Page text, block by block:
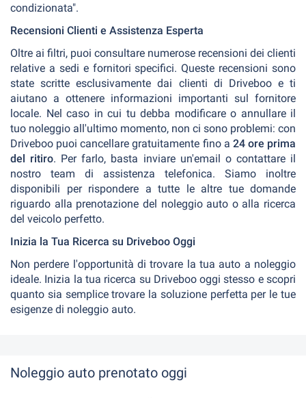
condizionata".
Recensioni Clienti e Assistenza Esperta
Oltre ai filtri, puoi consultare numerose recensioni dei clienti
relative a sedi e fornitori specifici. Queste recensioni sono
state scritte esclusivamente dai clienti di Driveboo e ti
aiutano a ottenere informazioni importanti sul fornitore
locale. Nel caso in cui tu debba modificare o annullare il
tuo noleggio all'ultimo momento, non ci sono problemi: con
Driveboo puoi cancellare gratuitamente fino a 24 ore prima
del ritiro. Per farlo, basta inviare un'email o contattare il
nostro team di assistenza telefonica. Siamo inoltre
disponibili per rispondere a tutte le altre tue domande
riguardo alla prenotazione del noleggio auto o alla ricerca
del veicolo perfetto.
Inizia la Tua Ricerca su Driveboo Oggi
Non perdere l'opportunità di trovare la tua auto a noleggio
ideale. Inizia la tua ricerca su Driveboo oggi stesso e scopri
quanto sia semplice trovare la soluzione perfetta per le tue
esigenze di noleggio auto.
Noleggio auto prenotato oggi